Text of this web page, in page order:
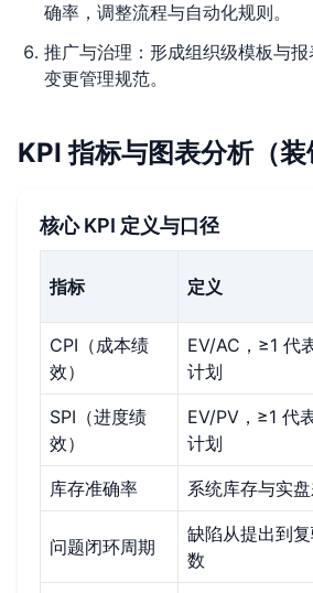
确率，调整流程与自动化规则。
推广与治理：形成组织级模板与
变更管理规范。
KPI 指标与图表分析（装
核心 KPI 定义与口径
指标 定义
CPI（成本绩
效）
EV/AC，≥1 代
计划
SPI（进度绩
效）
EV/PV，≥1 代
计划
库存准确率 系统库存与实
问题闭环周期
缺陷从提出到
数